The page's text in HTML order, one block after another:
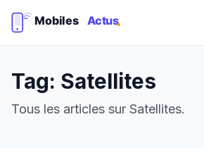
Tag: Satellites
Tous les articles sur Satellites.